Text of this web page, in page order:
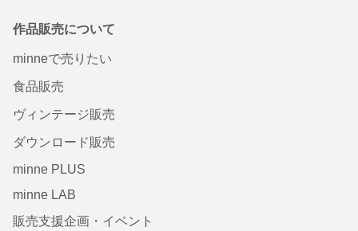
作品販売について
minneで売りたい
食品販売
ヴィンテージ販売
ダウンロード販売
minne PLUS
minne LAB
販売支援企画・イベント